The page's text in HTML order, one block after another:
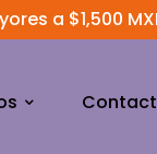
MXN •